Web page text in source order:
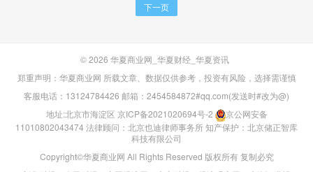
下一页
© 2026 华夏商业网_华夏财经_华夏资讯
郑重声明：华夏商业网 所载文章、数据仅供参考，投资有风险，选择需谨慎
客服电话：13124784426 邮箱：2454584872#qq.com(发送时#改为@)
地址:北京市海淀区 京ICP备2021020694号-2
京公网安备
11010802043474 法律顾问：北京也迪律师事务所知产保护：北京储正智库
科技有限公司
Copyright©华夏商业网 All Rights Reserved 版权所有 复制必究